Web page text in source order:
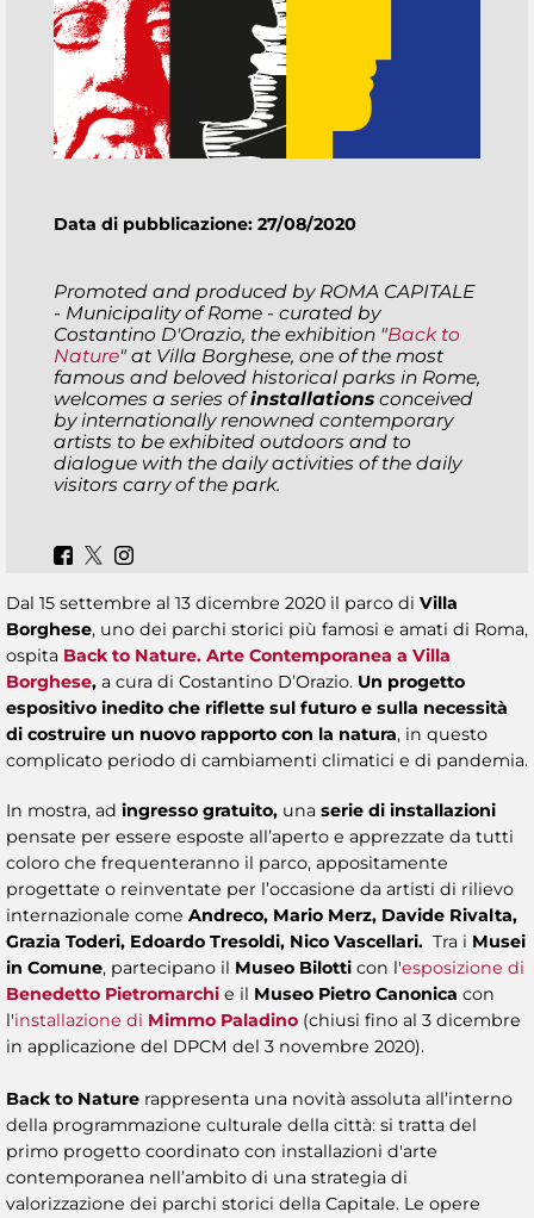
Data di pubblicazione: 27/08/2020
Promoted and produced by ROMA CAPITALE
- Municipality of Rome - curated by
Costantino D'Orazio, the exhibition "Back to
Nature" at Villa Borghese, one of the most
famous and beloved historical parks in Rome,
welcomes a series ofinstallations conceived
by internationally renowned contemporary
artists to be exhibited outdoors and to
dialogue with the daily activities of the daily
visitors carry of the park.
Dal 15 settembre al 13 dicembre 2020 il parco di Villa
Borghese, uno dei parchi storici più famosi e amati di Roma,
ospita Back to Nature. Arte Contemporanea a Villa
Borghese, a cura di Costantino D’Orazio. Un progetto
espositivo inedito che riflette sul futuro e sulla necessità
di costruire un nuovo rapporto con la natura, in questo
complicato periodo di cambiamenti climatici e di pandemia.
In mostra, ad ingresso gratuito, una serie di installazioni
pensate per essere esposte all’aperto e apprezzate da tutti
coloro che frequenteranno il parco, appositamente
progettate o reinventate per l’occasione da artisti di rilievo
internazionale come Andreco, Mario Merz, Davide Rivalta,
Grazia Toderi, Edoardo Tresoldi, Nico Vascellari. Tra i Musei
in Comune, partecipano il Museo Bilotti con l'esposizione di
Benedetto Pietromarchi e il Museo Pietro Canonica con
l'installazione di Mimmo Paladino (chiusi fino al 3 dicembre
in applicazione del DPCM del 3 novembre 2020).
Back to Nature rappresenta una novità assoluta all’interno
della programmazione culturale della città: si tratta del
primo progetto coordinato con installazioni d'arte
contemporanea nell’ambito di una strategia di
valorizzazione dei parchi storici della Capitale. Le opere